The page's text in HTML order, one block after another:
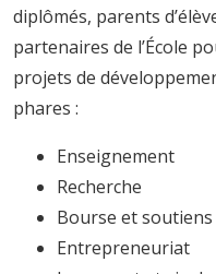
diplômés, parents
partenaires de l’École
projets de
phares :
Enseignement
Recherche
Bourse et soutiens
Entrepreneuriat